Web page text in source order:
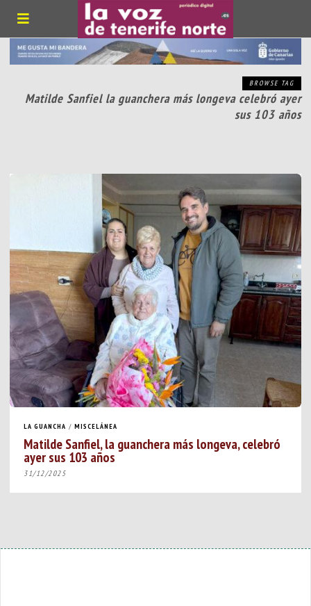
BROWSE TAG
Matilde Sanfiel la guanchera más longeva celebró ayer
sus 103 años
LA GUANCHA / MISCELÁNEA
Matilde Sanfiel, la guanchera más longeva, celebró
ayer sus 103 años
31/12/2025